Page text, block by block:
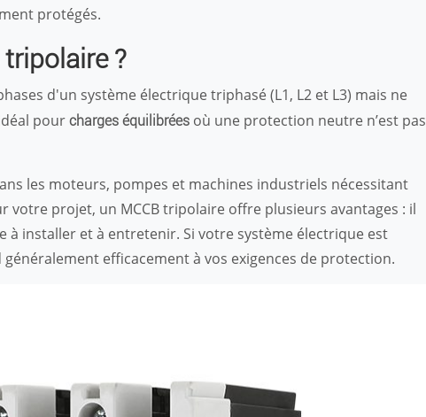
protégés.
?
d'un système électrique triphasé (L1, L2 et L3) mais ne
pour charges équilibrées où une protection neutre n’est pas
les moteurs, pompes et machines industriels nécessitant
projet, un MCCB tripolaire offre plusieurs avantages : il
à installer et à entretenir. Si votre système électrique est
efficacement à vos exigences de protection.